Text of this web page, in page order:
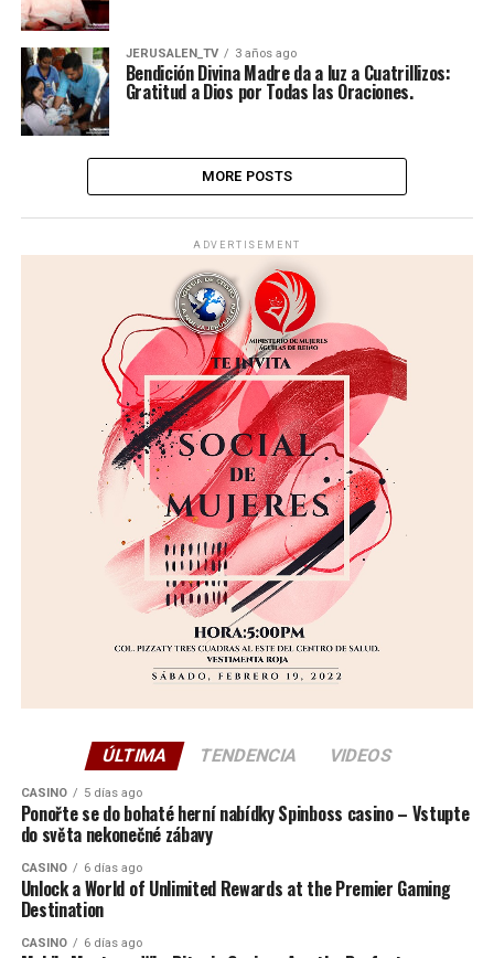
JERUSALEN_TV 3 años ago
Bendición Divina Madre da a luz a Cuatrillizos:
Gratitud a Dios por Todas las Oraciones.
MORE POSTS
ADVERTISEMENT
ÚLTIMA TENDENCIA VIDEOS
CASINO 5 días ago
Ponořte se do bohaté herní nabídky Spinboss casino – Vstupte
do světa nekonečné zábavy
CASINO 6 días ago
Unlock a World of Unlimited Rewards at the Premier Gaming
Destination
CASINO 6 días ago